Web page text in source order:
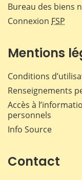
Bureau des biens
Connexion FSP
Mentions
Conditions
Renseignements
Accès à
personnels
Info Source
Contact